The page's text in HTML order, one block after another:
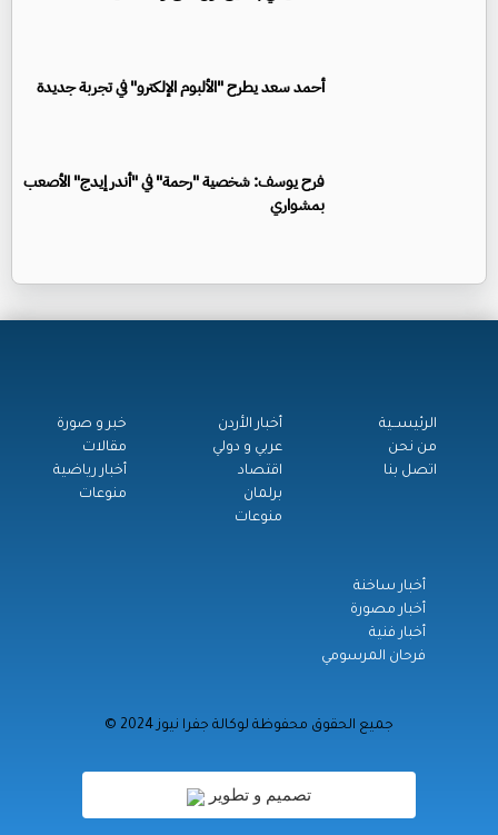
أحمد سعد يطرح "الألبوم الإلكترو" في تجربة جديدة
فرح يوسف: شخصية "رحمة" في "أندر إيدج" الأصعب
بمشواري
الرئيســية
من نحن
اتصل بنا
أخبار الأردن
عربي و دولي
اقتصاد
برلمان
منوعات
خبر و صورة
مقالات
أخبار رياضية
منوعات
أخبار ساخنة
أخبار مصورة
أخبار فنية
فرحان المرسومي
© جميع الحقوق محفوظة لوكالة جفرا نيوز 2024
تصميم و تطوير